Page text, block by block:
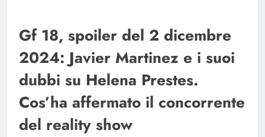
Gf 18, spoiler del 2 dicembre
2024: Javier Martinez e i suoi
dubbi su Helena Prestes.
Cos’ha affermato il concorrente
del reality show